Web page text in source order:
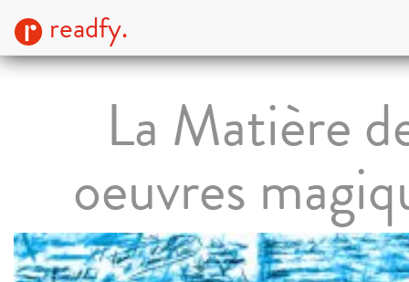
readfy.
La Matière
oeuvres